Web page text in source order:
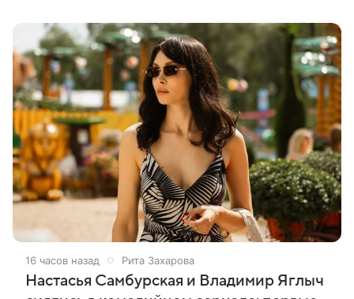
16 часов назад Рита Захарова
Настасья Самбурская и Владимир Яглыч